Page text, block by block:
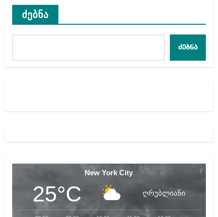
ძებნა
ძებნა
New York City
25°C ღრუბლიანი